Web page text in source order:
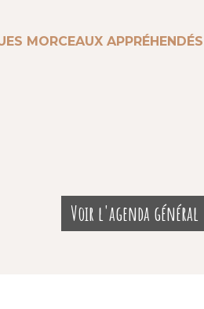
MORCEAUX
Voir l'agenda général